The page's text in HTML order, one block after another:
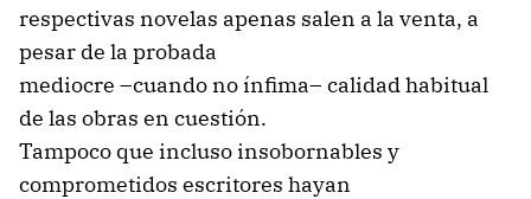
respectivas novelas apenas salen a la venta, a
pesar de la probada
mediocre –cuando no ínfima– calidad habitual
de las obras en cuestión.
Tampoco que incluso insobornables y
comprometidos escritores hayan